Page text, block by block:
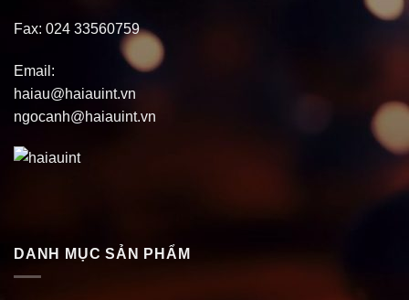
Fax: 024 33560759
Email:
haiau@haiauint.vn
ngocanh@haiauint.vn
DANH MỤC SẢN PHẨM